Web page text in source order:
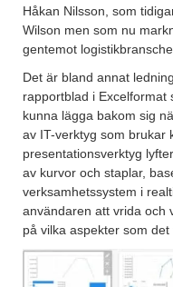
Håkan Nilsson, som
Wilson men som nu
gentemot
Det är bland annat
rapportblad i Excelformat
kunna lägga bakom sig
av IT-verktyg som brukar
presentationsverktyg
av kurvor och staplar,
verksamhetssystem i
användaren att vrida och
på vilka aspekter som det